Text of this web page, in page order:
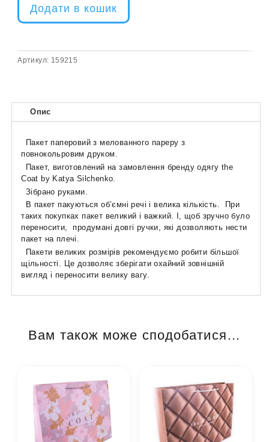
Додати в кошик
Артикул: 159215
Опис
Пакет паперовий з мелованного пареру з
повнокольровим друком.
Пакет, виготовлений на замовлення бренду одягу the
Coat by Katya Silchenko.
Зібрано руками.
В пакет пакуються об’ємні речі і велика кількість. При
таких покупках пакет великий і важкий. І, щоб зручно було
переносити, продумані довгі ручки, які дозволяють нести
пакет на плечі.
Пакети великих розмірів рекомендуємо робити більшої
щільності. Це дозволяє зберігати охайний зовнішній
вигляд і переносити велику вагу.
Вам також може сподобатися…